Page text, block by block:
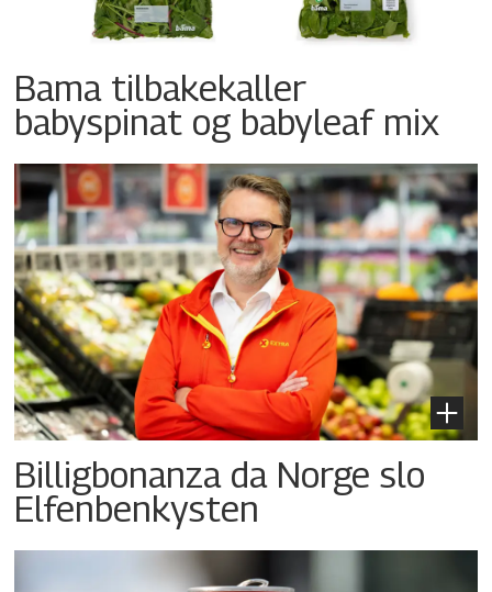
Bama tilbakekaller
babyspinat og babyleaf mix
Billigbonanza da Norge slo
Elfenbenkysten